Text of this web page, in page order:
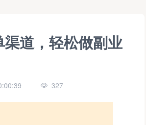
道，轻松做副业
327